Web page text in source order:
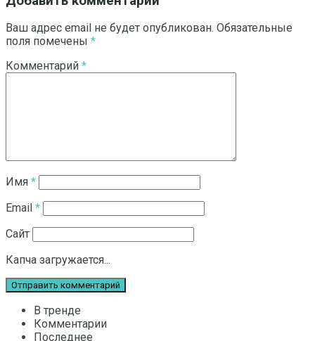
Ваш адрес email не будет опубликован. Обязательные
поля помечены *
Комментарий *
Имя *
Email *
Сайт
Капча загружается...
В тренде
Комментарии
Последнее